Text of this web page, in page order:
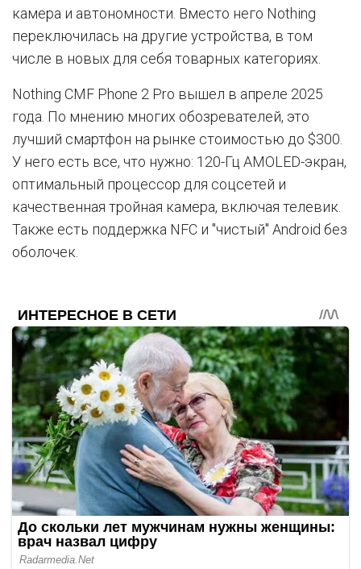
камера и автономности. Вместо него Nothing
переключилась на другие устройства, в том
числе в новых для себя товарных категориях.
Nothing CMF Phone 2 Pro вышел в апреле 2025
года. По мнению многих обозревателей, это
лучший смартфон на рынке стоимостью до $300.
У него есть все, что нужно: 120-Гц AMOLED-экран,
оптимальный процессор для соцсетей и
качественная тройная камера, включая телевик.
Также есть поддержка NFC и "чистый" Android без
оболочек.